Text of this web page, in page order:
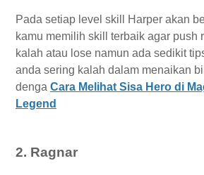
Pada setiap level skill Harper akan
kamu memilih skill terbaik agar push
kalah atau lose namun ada sedikit
anda sering kalah dalam menaikan
denga Cara Melihat Sisa Hero di
Legend
2. Ragnar